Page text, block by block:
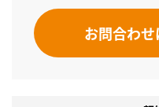
お問合わせ